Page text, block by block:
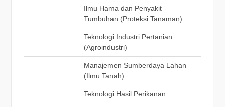
Ilmu Hama dan Penyakit
Tumbuhan (Proteksi Tanaman)
Teknologi Industri Pertanian
(Agroindustri)
Manajemen Sumberdaya Lahan
(Ilmu Tanah)
Teknologi Hasil Perikanan